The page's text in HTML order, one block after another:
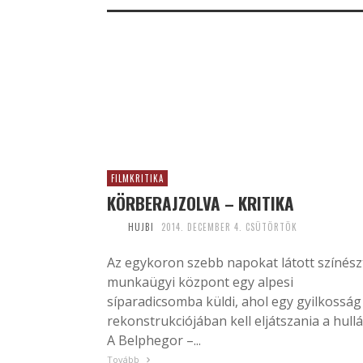
FILMKRITIKA
KÖRBERAJZOLVA – KRITIKA
HUJBI 2014. DECEMBER 4. CSÜTÖRTÖK
Az egykoron szebb napokat látott
munkaügyi központ egy alpesi
síparadicsomba küldi, ahol egy gyilkosság
rekonstrukciójában kell eljátszania a
A Belphegor –...
Tovább